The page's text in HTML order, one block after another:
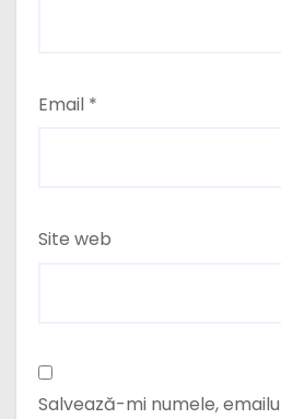
Email *
Site web
Salvează-mi numele,